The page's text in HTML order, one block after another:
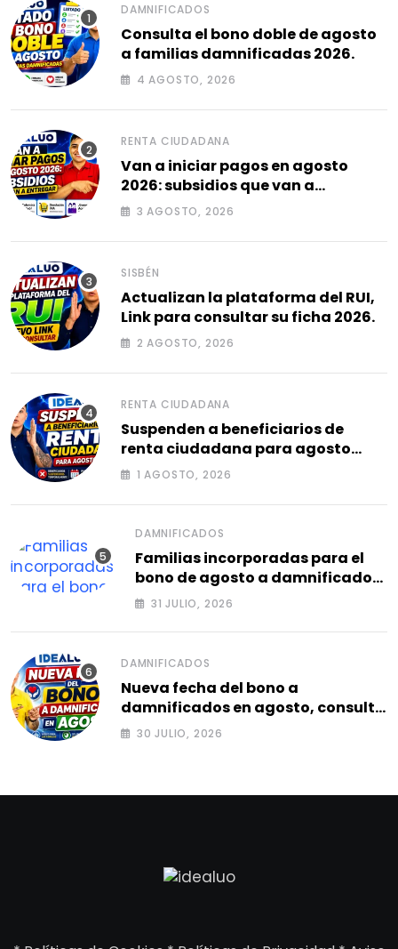
DAMNIFICADOS
Consulta el bono doble de agosto
a familias damnificadas 2026.
4 AGOSTO, 2026
RENTA CIUDADANA
Van a iniciar pagos en agosto
2026: subsidios que van a
entregar.
3 AGOSTO, 2026
SISBÉN
Actualizan la plataforma del RUI,
Link para consultar su ficha 2026.
2 AGOSTO, 2026
RENTA CIUDADANA
Suspenden a beneficiarios de
renta ciudadana para agosto
2026.
1 AGOSTO, 2026
DAMNIFICADOS
Familias incorporadas para el
bono de agosto a damnificados
2026.
31 JULIO, 2026
DAMNIFICADOS
Nueva fecha del bono a
damnificados en agosto, consulta
el siguiente ciclo 2026.
30 JULIO, 2026